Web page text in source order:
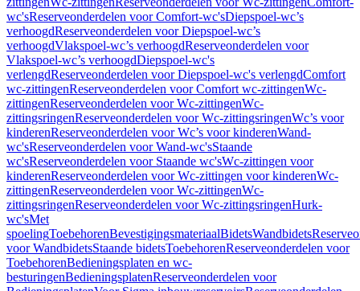
wc'sReserveonderdelen voor Comfort-wc'sDiepspoel-wc’s
verhoogdReserveonderdelen voor Diepspoel-wc’s
verhoogdVlakspoel-wc’s verhoogdReserveonderdelen voor
Vlakspoel-wc’s verhoogdDiepspoel-wc's
verlengdReserveonderdelen voor Diepspoel-wc's verlengdComfort
wc-zittingenReserveonderdelen voor Comfort wc-zittingenWc-
zittingenReserveonderdelen voor Wc-zittingenWc-
zittingsringenReserveonderdelen voor Wc-zittingsringenWc’s voor
kinderenReserveonderdelen voor Wc’s voor kinderenWand-
wc'sReserveonderdelen voor Wand-wc'sStaande
wc'sReserveonderdelen voor Staande wc'sWc-zittingen voor
kinderenReserveonderdelen voor Wc-zittingen voor kinderenWc-
zittingenReserveonderdelen voor Wc-zittingenWc-
zittingsringenReserveonderdelen voor Wc-zittingsringenHurk-
wc'sMet
spoelingToebehorenBevestigingsmateriaalBidetsWandbidets
voor WandbidetsStaande bidetsToebehorenReserveonderdelen voor
ToebehorenBedieningsplaten en wc-
besturingenBedieningsplatenReserveonderdelen voor